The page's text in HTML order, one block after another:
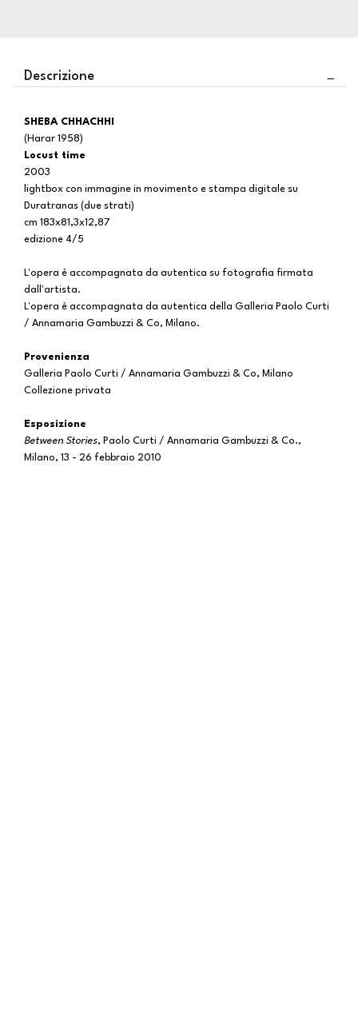
Descrizione
SHEBA CHHACHHI
(Harar 1958)
Locust time
2003
lightbox con immagine in movimento e stampa digitale su
Duratranas (due strati)
cm 183x81,3x12,87
edizione 4/5
L'opera è accompagnata da autentica su fotografia firmata
dall'artista.
L'opera è accompagnata da autentica della Galleria Paolo Curti
/ Annamaria Gambuzzi & Co, Milano.
Provenienza
Galleria Paolo Curti / Annamaria Gambuzzi & Co, Milano
Collezione privata
Esposizione
Between Stories, Paolo Curti / Annamaria Gambuzzi & Co.,
Milano, 13 - 26 febbraio 2010